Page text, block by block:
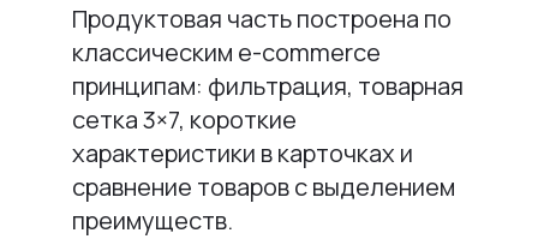
Продуктовая часть построена по
классическим e-commerce
принципам: фильтрация, товарная
сетка 3×7, короткие
характеристики в карточках и
сравнение товаров с выделением
преимуществ.